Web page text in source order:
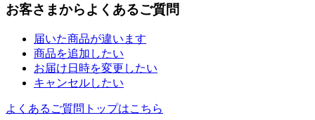
お客さまからよくあるご質問
届いた商品が違います
商品を追加したい
お届け日時を変更したい
キャンセルしたい
よくあるご質問トップはこちら